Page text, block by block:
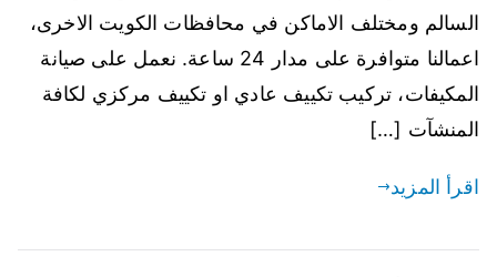
السالم ومختلف الاماكن في محافظات الكويت الاخرى،
اعمالنا متوافرة على مدار 24 ساعة. نعمل على صيانة
المكيفات، تركيب تكييف عادي او تكييف مركزي لكافة
المنشآت […]
اقرأ المزيد